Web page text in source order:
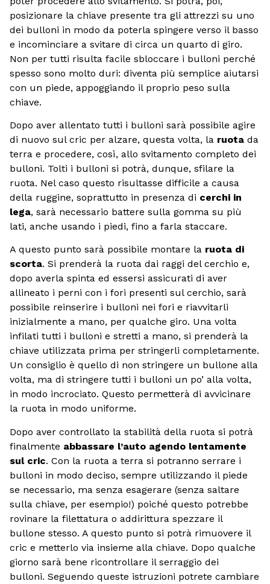
posizionare la chiave presente tra gli attrezzi su uno
dei bulloni in modo da poterla spingere verso il basso
e incominciare a svitare di circa un quarto di giro.
Non per tutti risulta facile sbloccare i bulloni perché
spesso sono molto duri: diventa più semplice aiutarsi
con un piede, appoggiando il proprio peso sulla
chiave.
Dopo aver allentato tutti i bulloni sarà possibile agire
di nuovo sul cric per alzare, questa volta, la ruota da
terra e procedere, così, allo svitamento completo dei
bulloni. Tolti i bulloni si potrà, dunque, sfilare la
ruota. Nel caso questo risultasse difficile a causa
della ruggine, soprattutto in presenza di cerchi in
lega, sarà necessario battere sulla gomma su più
lati, anche usando i piedi, fino a farla staccare.
A questo punto sarà possibile montare la ruota di
scorta. Si prenderà la ruota dai raggi del cerchio e,
dopo averla spinta ed essersi assicurati di aver
allineato i perni con i fori presenti sul cerchio, sarà
possibile reinserire i bulloni nei fori e riavvitarli
inizialmente a mano, per qualche giro. Una volta
infilati tutti i bulloni e stretti a mano, si prenderà la
chiave utilizzata prima per stringerli completamente.
Un consiglio è quello di non stringere un bullone alla
volta, ma di stringere tutti i bulloni un po’ alla volta,
in modo incrociato. Questo permetterà di avvicinare
la ruota in modo uniforme.
Dopo aver controllato la stabilità della ruota si potrà
finalmente abbassare l’auto agendo lentamente
sul cric. Con la ruota a terra si potranno serrare i
bulloni in modo deciso, sempre utilizzando il piede
se necessario, ma senza esagerare (senza saltare
sulla chiave, per esempio!) poiché questo potrebbe
rovinare la filettatura o addirittura spezzare il
bullone stesso. A questo punto si potrà rimuovere il
cric e metterlo via insieme alla chiave. Dopo qualche
giorno sarà bene ricontrollare il serraggio dei
bulloni. Seguendo queste istruzioni potrete cambiare